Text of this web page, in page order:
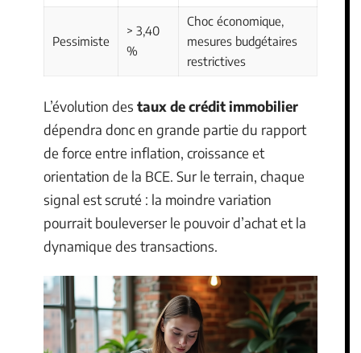
Pessimiste
> 3,40
%
Choc économique,
mesures budgétaires
restrictives
L’évolution des taux de crédit immobilier
dépendra donc en grande partie du rapport
de force entre inflation, croissance et
orientation de la BCE. Sur le terrain, chaque
signal est scruté : la moindre variation
pourrait bouleverser le pouvoir d’achat et la
dynamique des transactions.